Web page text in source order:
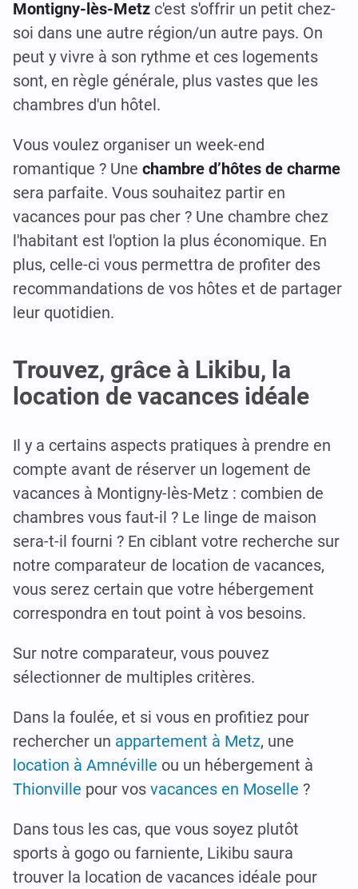
Montigny-lès-Metz c'est s'offrir un petit chez-
soi dans une autre région/un autre pays. On
peut y vivre à son rythme et ces logements
sont, en règle générale, plus vastes que les
chambres d'un hôtel.
Vous voulez organiser un week-end
romantique ? Une chambre d’hôtes de charme
sera parfaite. Vous souhaitez partir en
vacances pour pas cher ? Une chambre chez
l'habitant est l'option la plus économique. En
plus, celle-ci vous permettra de profiter des
recommandations de vos hôtes et de partager
leur quotidien.
Trouvez, grâce à Likibu, la
location de vacances idéale
Il y a certains aspects pratiques à prendre en
compte avant de réserver un logement de
vacances à Montigny-lès-Metz : combien de
chambres vous faut-il ? Le linge de maison
sera-t-il fourni ? En ciblant votre recherche sur
notre comparateur de location de vacances,
vous serez certain que votre hébergement
correspondra en tout point à vos besoins.
Sur notre comparateur, vous pouvez
sélectionner de multiples critères.
Dans la foulée, et si vous en profitiez pour
rechercher un appartement à Metz, une
location à Amnéville ou un hébergement à
Thionville pour vos vacances en Moselle ?
Dans tous les cas, que vous soyez plutôt
sports à gogo ou farniente, Likibu saura
trouver la location de vacances idéale pour